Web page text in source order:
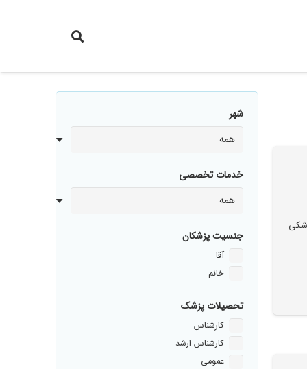
شهر
خدمات تخصصی
جنسیت پزشکان
آقا
خانم
تحصیلات پزشک
کارشناس
کارشناس ارشد
عمومی